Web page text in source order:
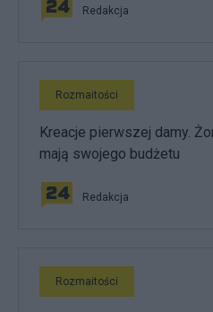
Redakcja
Rozmaitości
Kreacje pierwszej damy.
mają swojego budżetu
Redakcja
Rozmaitości